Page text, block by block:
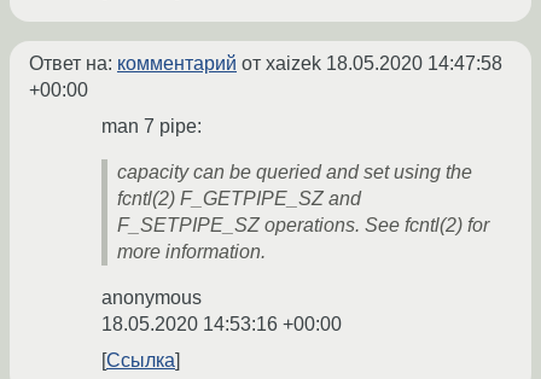
Ответ на: комментарий от xaizek 18.05.2020 14:47:58
+00:00
man 7 pipe:
capacity can be queried and set using the
fcntl(2) F_GETPIPE_SZ and
F_SETPIPE_SZ operations. See fcntl(2) for
more information.
anonymous
18.05.2020 14:53:16 +00:00
Ссылка